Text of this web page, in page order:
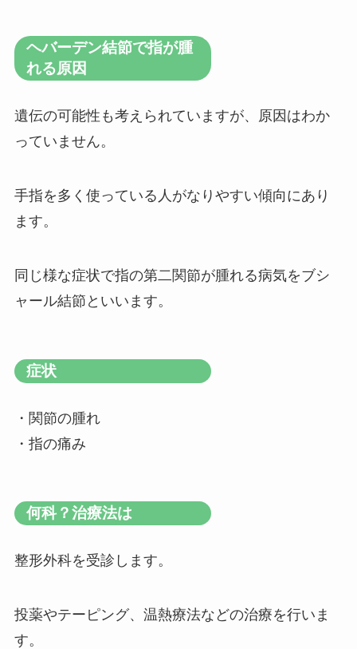
ヘバーデン結節で指が腫
れる原因
遺伝の可能性も考えられていますが、原因はわか
っていません。
手指を多く使っている人がなりやすい傾向にあり
ます。
同じ様な症状で指の第二関節が腫れる病気をブシ
ャール結節といいます。
症状
・関節の腫れ
・指の痛み
何科？治療法は
整形外科を受診します。
投薬やテーピング、温熱療法などの治療を行いま
す。